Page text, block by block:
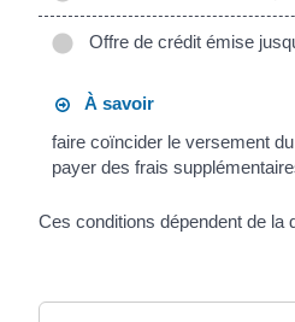
Offre de crédit émise
À savoir
faire coïncider le versement
payer des frais
Ces conditions dépendent de la